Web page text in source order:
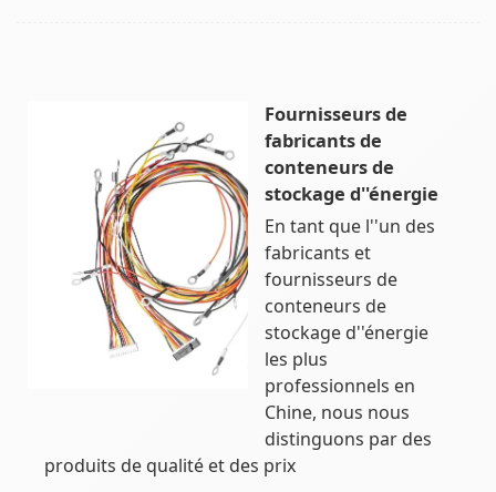
Fournisseurs de
fabricants de
conteneurs de
stockage d''énergie
En tant que l''un des
fabricants et
fournisseurs de
conteneurs de
stockage d''énergie
les plus
professionnels en
Chine, nous nous
distinguons par des
produits de qualité et des prix